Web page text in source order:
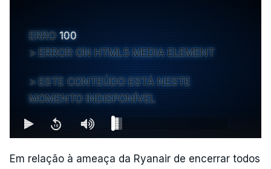
ERRO 100
ERROR ON HTML5 MEDIA ELEMENT
ESTE CONTEÚDO ESTÁ NESTE
MOMENTO INDISPONÍVEL
Em relação à ameaça da Ryanair de encerrar todos